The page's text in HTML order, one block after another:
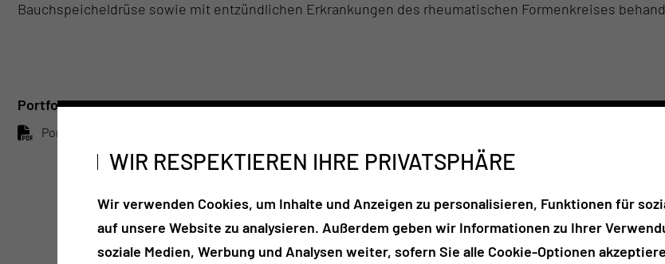
Bauchspeicheldrüse sowie mit entzündlichen Erkrankungen des rheumatischen Formenkreises
Portfolio
Port­fo­lio Kli­nik für Gas­tro­en­te­ro­lo­gie & Rheu­ma­to­lo­gie (872.48 KB)
54
vollstationäre Betten
2.000
stationäre Patient:innen pro Jahr
~
endoskopische
WIR RESPEKTIEREN IHRE PRIVATSPHÄRE
Wir verwenden Cookies, um Inhalte und Anzeigen zu personalisieren, Funktionen für
auf unsere Website zu analysieren. Außerdem geben wir Informationen zu Ihrer
soziale Medien, Werbung und Analysen weiter, sofern Sie alle Cookie-Optionen